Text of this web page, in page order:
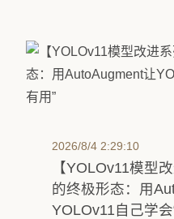
2026/8/4 2:29:10
【YOLOv11模型
的终极形态：用
YOLOv11自己学